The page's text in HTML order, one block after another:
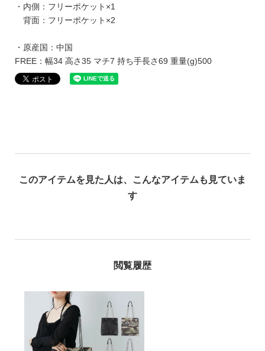
・内側：フリーポケット×1
背面：フリーポケット×2
・原産国：中国
FREE：幅34 高さ35 マチ7 持ち手長さ69 重量(g)500